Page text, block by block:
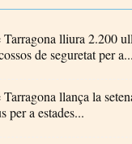
lliura 2.200
de seguretat per a...
llança la
per a estades...